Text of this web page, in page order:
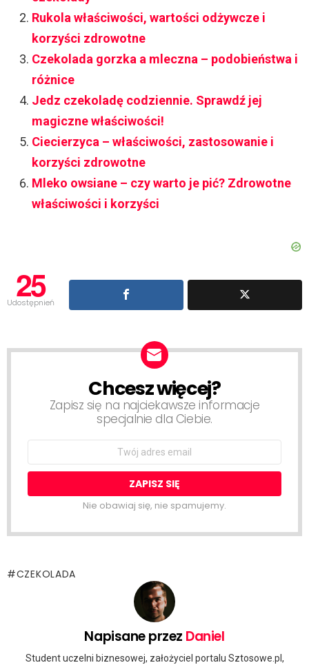
Rukola właściwości, wartości odżywcze i
korzyści zdrowotne
Czekolada gorzka a mleczna – podobieństwa i
różnice
Jedz czekoladę codziennie. Sprawdź jej
magiczne właściwości!
Ciecierzyca – właściwości, zastosowanie i
korzyści zdrowotne
Mleko owsiane – czy warto je pić? Zdrowotne
właściwości i korzyści
25
Udostępnień
NEWSLETTERChcesz więcej?
Zapisz się na najciekawsze informacje
specjalnie dla Ciebie.
Nie obawiaj się, nie spamujemy.
CZEKOLADA
Napisane przez Daniel
Student uczelni biznesowej, założyciel portalu Sztosowe.pl,